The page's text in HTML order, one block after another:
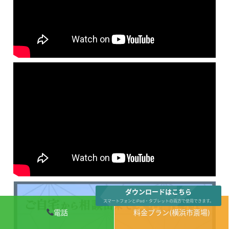
電話 料金プラン(横浜市斎場)
ダウンロードはこちら
スマートフォンとiPad・タブレットの両方で使用できます。